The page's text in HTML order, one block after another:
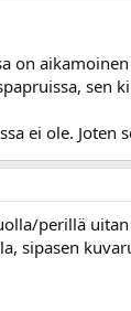
on
sen
ei ole.
perillä
sipasen